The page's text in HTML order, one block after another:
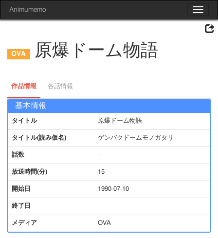
Toggle
Animumemo
原爆ドーム物語
作品情報 各話情報
基本情報
タイトル 原爆ドーム物語
タイトル(読み仮名) ゲンバクドームモノガタリ
話数 -
放送時間(分) 15
開始日 1990-07-10
終了日
メディア OVA